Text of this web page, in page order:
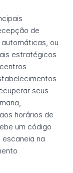
de
ou
estratégicos
seus
horários de
um código
escaneia na